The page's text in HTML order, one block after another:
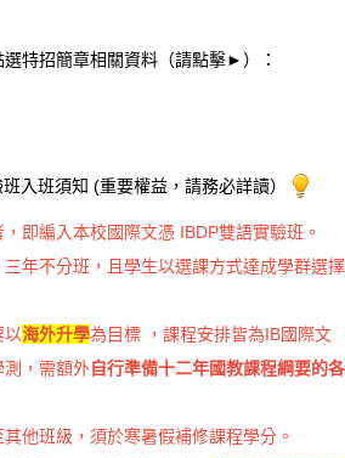
特招簡章相關資料（請點擊►）：
入班須知 (重要權益，請務必詳讀）
，即編入本校國際文憑 IBDP雙語實驗班。
三年不分班，且學生以選課方式達成學群選擇
以海外升學為目標 ，課程安排皆為IB國際文
測，需額外自行準備十二年國教課程綱要的各
其他班級，須於寒暑假補修課程學分。